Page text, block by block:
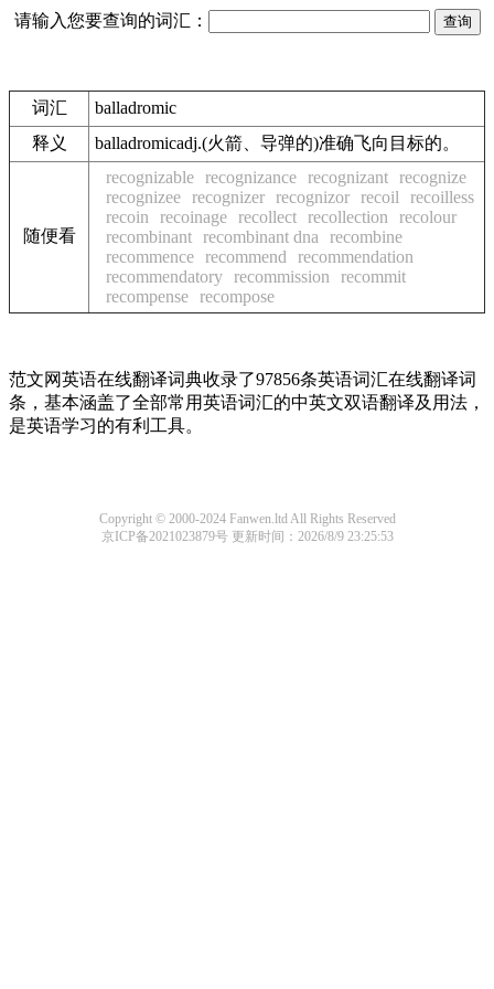
请输入您要查询的词汇：
词汇
balladromic
释义
balladromicadj.(火箭、导弹的)准确飞向目标的。
随便看
recognizable recognizance recognizant recognize
recognizee recognizer recognizor recoil
recoilless
recoin
recoinage recollect recollection
recolour
recombinant recombinant dna
recombine
recommence recommend
recommendation
recommendatory recommission
recommit
recompense recompose
范文网英语在线翻译词典收录了97856条英语词汇在线翻译词
条，基本涵盖了全部常用英语词汇的中英文双语翻译及用法，
是英语学习的有利工具。
Copyright © 2000-2024 Fanwen.ltd All Rights Reserved
京ICP备2021023879号更新时间：2026/8/9 23:25:53